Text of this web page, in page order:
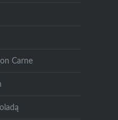
Carne